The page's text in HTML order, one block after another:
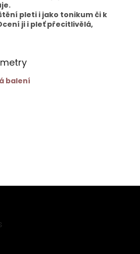
pleti i jako tonikum či k
ji i pleť přecitlivělá,
balení